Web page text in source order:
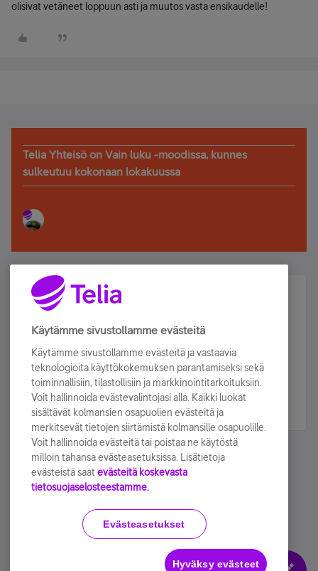
olisivat vetäneet loppuun asti ja muutos vasta ensikaudelle!
Telia Yhteisö on Vain luku -moodissa, kunnes
sulkeutuu kokonaan lokakuussa
Älä jää paitsi – osallistu ja voita!
Tilaa Telian uutiskirje ja olet mukana arvonnassa.
sähköpostiisi.
Tilaa nyt
Käyttöehdot Accessibility statement
Käytämme sivustollamme evästeitä
Käytämme sivustollamme evästeitä ja vastaavia
teknologioita käyttökokemuksen parantamiseksi sekä
toiminnallisiin, tilastollisiin ja markkinointitarkoituksiin.
Voit hallinnoida evästevalintojasi alla. Kaikki luokat
sisältävät kolmansien osapuolien evästeitä ja
merkitsevät tietojen siirtämistä kolmansille osapuolille.
Voit hallinnoida evästeitä tai poistaa ne käytöstä
milloin tahansa evästeasetuksissa. Lisätietoja
evästeistä saat evästeitä koskevasta
tietosuojaselosteestamme.
Evästeasetukset
Hyväksy evästeet